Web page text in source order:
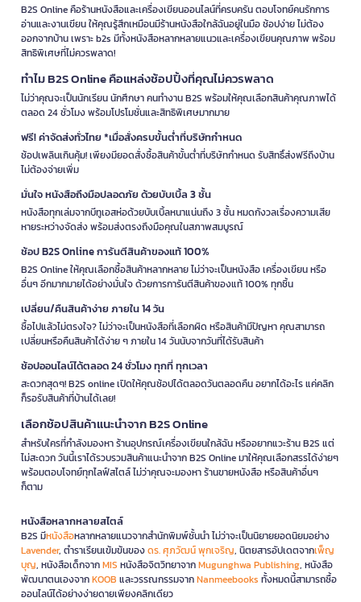
B2S Online คือร้านหนังสือและเครื่องเขียนออนไลน์ที่ครบครัน ตอบโจทย์คนรักการ
อ่านและงานเขียน ให้คุณรู้สึกเหมือนมีร้านหนังสือใกล้ฉันอยู่ในมือ ช้อปง่าย ไม่ต้อง
ออกจากบ้าน เพราะ b2s มีทั้งหนังสือหลากหลายแนวและเครื่องเขียนคุณภาพ พร้อม
สิทธิพิเศษที่ไม่ควรพลาด!
ทำไม B2S Online คือแหล่งช้อปปิ้งที่คุณไม่ควรพลาด
ไม่ว่าคุณจะเป็นนักเรียน นักศึกษา คนทำงาน B2S พร้อมให้คุณเลือกสินค้าคุณภาพได้
ตลอด 24 ชั่วโมง พร้อมโปรโมชั่นและสิทธิพิเศษมากมาย
ฟรี! ค่าจัดส่งทั่วไทย *เมื่อสั่งครบขั้นต่ำที่บริษัทกำหนด
ช้อปเพลินเกินคุ้ม! เพียงมียอดสั่งซื้อสินค้าขั้นต่ำที่บริษัทกำหนด รับสิทธิ์ส่งฟรีถึงบ้าน
ไม่ต้องจ่ายเพิ่ม
มั่นใจ หนังสือถึงมือปลอดภัย ด้วยบับเบิ้ล 3 ชั้น
หนังสือทุกเล่มจากบีทูเอสห่อด้วยบับเบิ้ลหนาแน่นถึง 3 ชั้น หมดกังวลเรื่องความเสีย
หายระหว่างจัดส่ง พร้อมส่งตรงถึงมือคุณในสภาพสมบูรณ์
ช้อป B2S Online การันตีสินค้าของแท้ 100%
B2S Online ให้คุณเลือกซื้อสินค้าหลากหลาย ไม่ว่าจะเป็นหนังสือ เครื่องเขียน หรือ
อื่นๆ อีกมากมายได้อย่างมั่นใจ ด้วยการการันตีสินค้าของแท้ 100% ทุกชิ้น
เปลี่ยน/คืนสินค้าง่าย ภายใน 14 วัน
ซื้อไปแล้วไม่ตรงใจ? ไม่ว่าจะเป็นหนังสือที่เลือกผิด หรือสินค้ามีปัญหา คุณสามารถ
เปลี่ยนหรือคืนสินค้าได้ง่าย ๆ ภายใน 14 วันนับจากวันที่ได้รับสินค้า
ช้อปออนไลน์ได้ตลอด 24 ชั่วโมง ทุกที่ ทุกเวลา
สะดวกสุดๆ! B2S online เปิดให้คุณช้อปได้ตลอดวันตลอดคืน อยากได้อะไร แค่คลิก
ก็รอรับสินค้าที่บ้านได้เลย!
เลือกช้อปสินค้าแนะนำจาก B2S Online
สำหรับใครที่กำลังมองหา ร้านอุปกรณ์เครื่องเขียนใกล้ฉัน หรืออยากแวะร้าน B2S แต่
ไม่สะดวก วันนี้เราได้รวบรวมสินค้าแนะนำจาก B2S Online มาให้คุณเลือกสรรได้ง่ายๆ
พร้อมตอบโจทย์ทุกไลฟ์สไตล์ ไม่ว่าคุณจะมองหา ร้านขายหนังสือ หรือสินค้าอื่นๆ
ก็ตาม
หนังสือหลากหลายสไตล์
B2S มีหนังสือหลากหลายแนวจากสำนักพิมพ์ชั้นนำ ไม่ว่าจะเป็นนิยายยอดนิยมอย่าง
Lavender, ตำราเรียนเข้มข้นของดร. ศุภวัฒน์ พุกเจริญ, นิตยสารอัปเดตจากเพ็ญ
บุญ, หนังสือเด็กจากMIS หนังสือจิตวิทยาจากMugunghwa Publishing, หนังสือ
พัฒนาตนเองจากKOOB และวรรณกรรมจากNanmeebooks ทั้งหมดนี้สามารถซื้อ
ออนไลน์ได้อย่างง่ายดายเพียงคลิกเดียว